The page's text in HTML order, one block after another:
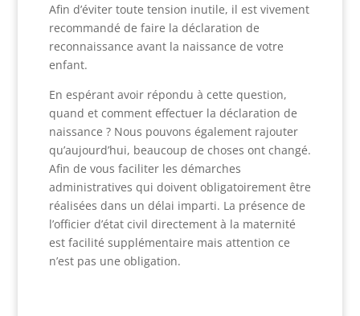
Afin d’éviter toute tension inutile, il est vivement
recommandé de faire la déclaration de
reconnaissance avant la naissance de votre
enfant.
En espérant avoir répondu à cette question,
quand et comment effectuer la déclaration de
naissance ? Nous pouvons également rajouter
qu’aujourd’hui, beaucoup de choses ont changé.
Afin de vous faciliter les démarches
administratives qui doivent obligatoirement être
réalisées dans un délai imparti. La présence de
l’officier d’état civil directement à la maternité
est facilité supplémentaire mais attention ce
n’est pas une obligation.